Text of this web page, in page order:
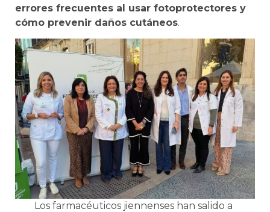
errores frecuentes al usar fotoprotectores y
cómo prevenir daños cutáneos.
Los farmacéuticos jiennenses han salido a